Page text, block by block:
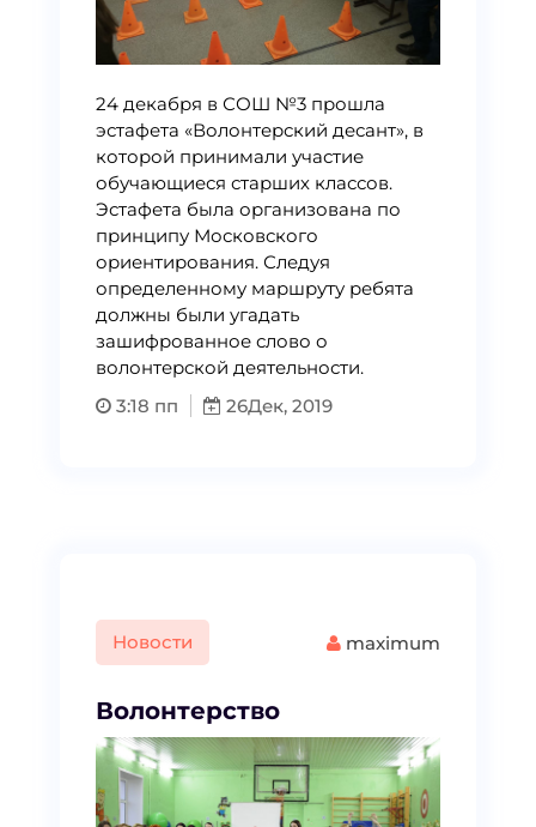
24 декабря в СОШ №3 прошла
эстафета «Волонтерский десант», в
которой принимали участие
обучающиеся старших классов.
Эстафета была организована по
принципу Московского
ориентирования. Следуя
определенному маршруту ребята
должны были угадать
зашифрованное слово о
волонтерской деятельности.
3:18 пп
26Дек, 2019
Новости maximum
Волонтерство